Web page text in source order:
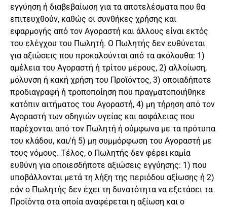
εγγύηση ή διαβεβαίωση για τα αποτελέσματα που θα
επιτευχθούν, καθώς οι συνθήκες χρήσης και
εφαρμογής από τον Αγοραστή και άλλους είναι εκτός
του ελέγχου του Πωλητή. Ο Πωλητής δεν ευθύνεται
για αξιώσεις που προκαλούνται από τα ακόλουθα: 1)
αμέλεια του Αγοραστή ή τρίτου μέρους, 2) αλλοίωση,
μόλυνση ή κακή χρήση του Προϊόντος, 3) οποιαδήποτε
προδιαγραφή ή τροποποίηση που πραγματοποιήθηκε
κατόπιν αιτήματος του Αγοραστή, 4) μη τήρηση από τον
Αγοραστή των οδηγιών υγείας και ασφάλειας που
παρέχονται από τον Πωλητή ή σύμφωνα με τα πρότυπα
του κλάδου, και/ή 5) μη συμμόρφωση του Αγοραστή με
τους νόμους. Τέλος, ο Πωλητής δεν φέρει καμία
ευθύνη για οποιεσδήποτε αξιώσεις εγγύησης: 1) που
υποβάλλονται μετά τη λήξη της περιόδου αξίωσης ή 2)
εάν ο Πωλητής δεν έχει τη δυνατότητα να εξετάσει τα
Προϊόντα στα οποία αναφέρεται η αξίωση και ο